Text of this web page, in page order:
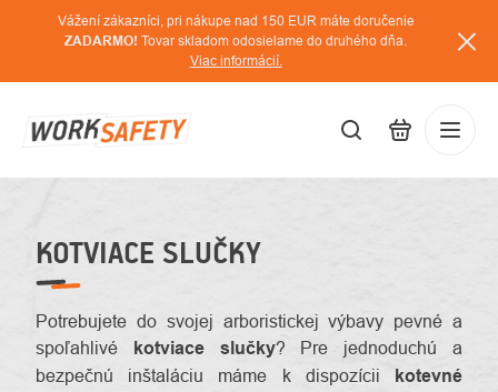
Vážení zákazníci, pri nákupe nad 150 EUR máte doručenie
ZADARMO! Tovar skladom odosielame do druhého dňa.
Viac informácií.
KOTVIACE SLUČKY
Potrebujete do svojej arboristickej výbavy pevné a
spoľahlivé kotviace slučky? Pre jednoduchú a
bezpečnú inštaláciu máme k dispozícii kotevné